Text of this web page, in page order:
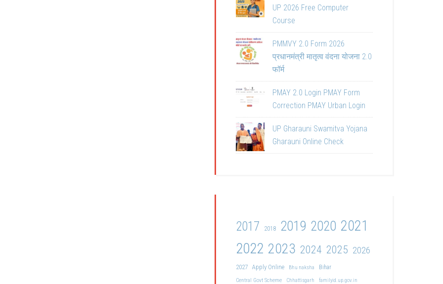
UP 2026 Free Computer
Course
PMMVY 2.0 Form 2026
प्रधानमंत्री मातृत्व वंदना योजना 2.0
फॉर्म
PMAY 2.0 Login PMAY Form
Correction PMAY Urban Login
UP Gharauni Swamitva Yojana
Gharauni Online Check
2017 2018 2019 2020 2021
2022 2023 2024 2025 2026
2027 Apply Online Bhu naksha
Bihar
Central Govt Scheme
Chhattisgarh familyid.up.gov.in